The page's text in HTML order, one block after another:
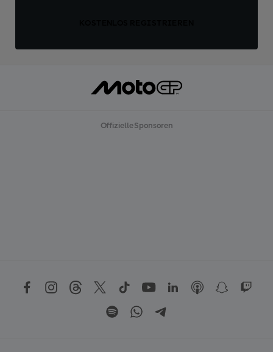
Offizielle Sponsoren